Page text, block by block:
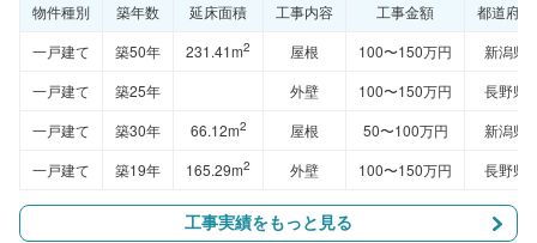
物件種別 築年数 延床面積 工事内容 工事金額
都道府県
一戸建て
築50年 231.41m2 屋根 100〜150万円
新潟県
一戸建て
築25年 外壁 100〜150万円
長野県
一戸建て
築30年 66.12m2 屋根 50〜100万円
新潟県
一戸建て
築19年 165.29m2 外壁 100〜150万円 長野県
工事実績をもっと見る